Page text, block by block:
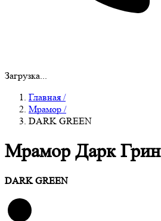
Загрузка...
Главная /
Мрамор /
DARK GREEN
Мрамор Дарк Грин
DARK GREEN